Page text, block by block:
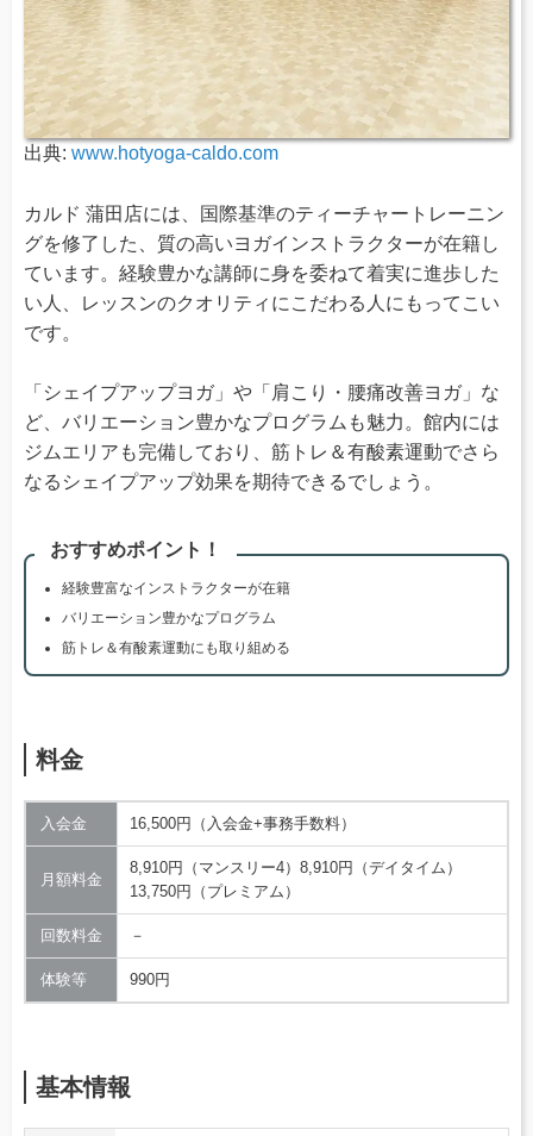
出典: www.hotyoga-caldo.com
カルド 蒲田店には、国際基準のティーチャートレーニン
グを修了した、質の高いヨガインストラクターが在籍し
ています。経験豊かな講師に身を委ねて着実に進歩した
い人、レッスンのクオリティにこだわる人にもってこい
です。
「シェイプアップヨガ」や「肩こり・腰痛改善ヨガ」な
ど、バリエーション豊かなプログラムも魅力。館内には
ジムエリアも完備しており、筋トレ＆有酸素運動でさら
なるシェイプアップ効果を期待できるでしょう。
おすすめポイント！
経験豊富なインストラクターが在籍
バリエーション豊かなプログラム
筋トレ＆有酸素運動にも取り組める
料金
入会金 16,500円（入会金+事務手数料）
月額料金
8,910円（マンスリー4）8,910円（デイタイム）
13,750円（プレミアム）
回数料金 －
体験等 990円
基本情報